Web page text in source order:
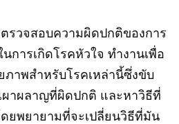
ตรวจสอบความผิดปกติของการ
การเกิดโรคหัวใจ ทํางานเพื่อ
าพสําหรับโรคเหล่านี้ซึ่งขับ
ผาผลาญที่ผิดปกติ และหาวิธีที่
ดยพยายามที่จะเปลี่ยนวิธีที่มัน